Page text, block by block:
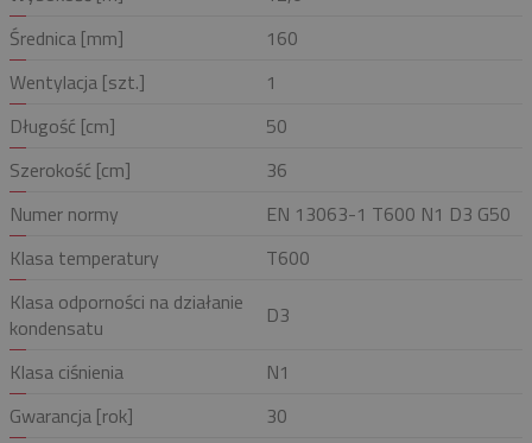
Średnica [mm]
160
Wentylacja [szt.]
1
Długość [cm]
50
Szerokość [cm]
36
Numer normy
EN 13063-1 T600 N1 D3 G50
Klasa temperatury
T600
Klasa odporności na działanie
kondensatu
D3
Klasa ciśnienia
N1
Gwarancja [rok]
30